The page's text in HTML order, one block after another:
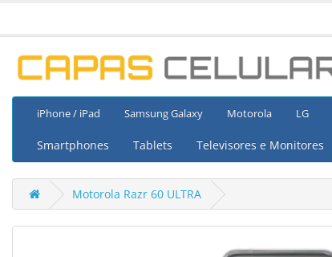
iPhone / iPad Samsung Galaxy Motorola LG
Smartphones Tablets Televisores e Monitores
Motorola Razr 60 ULTRA